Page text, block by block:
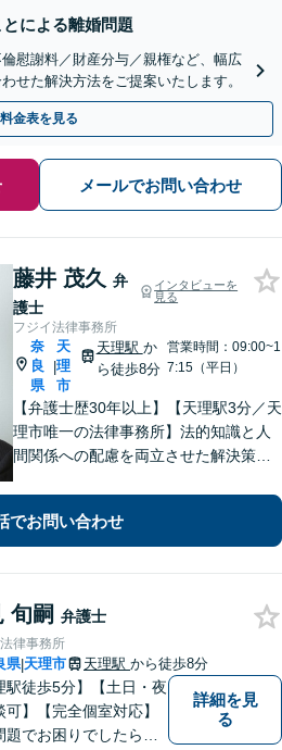
による離婚問題
倫慰謝料／財産分与／親権など、幅広
せた解決方法をご提案いたします。
料金表を見る
メールでお問い合わせ
藤井 茂久 弁
護士
インタビューを
見る
フジイ法律事務所
奈
良
県
|
天
理
市
天理駅 か
ら徒歩8分
営業時間：09:00~1
7:15（平日）
【弁護士歴30年以上】【天理駅3分／天
理市唯一の法律事務所】法的知識と人
間関係への配慮を両立させた解決策を
法書士・不動産鑑定士など」相続に関
わる問題を総合的に解決へ導きます
でお問い合わせ
旬嗣 弁護士
律事務所
県|天理市 天理駅 から徒歩8分
駅徒歩5分】【土日・夜
可】【完全個室対応】
題でお困りでしたらお
詳細を見
る